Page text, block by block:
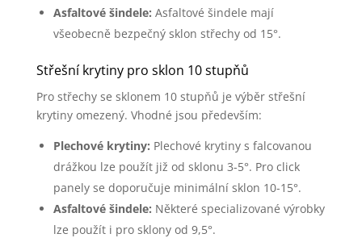
Asfaltové šindele: Asfaltové šindele mají
všeobecně bezpečný sklon střechy od 15°.
Střešní krytiny pro sklon 10 stupňů
Pro střechy se sklonem 10 stupňů je výběr střešní
krytiny omezený. Vhodné jsou především:
Plechové krytiny: Plechové krytiny s falcovanou
drážkou lze použít již od sklonu 3-5°. Pro click
panely se doporučuje minimální sklon 10-15°.
Asfaltové šindele: Některé specializované výrobky
lze použít i pro sklony od 9,5°.